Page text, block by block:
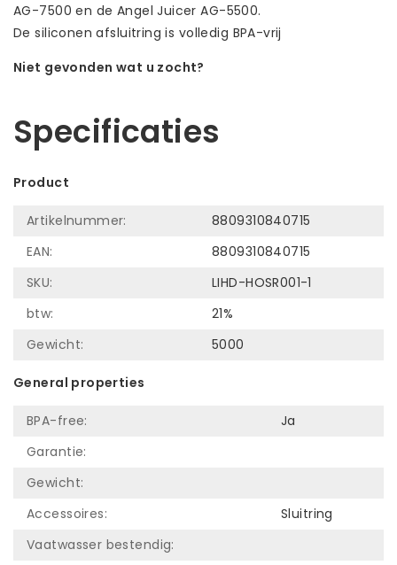
AG-7500 en de Angel Juicer AG-5500.
De siliconen afsluitring is volledig BPA-vrij
Niet gevonden wat u zocht?
Specificaties
Product
Artikelnummer:
8809310840715
EAN:
8809310840715
SKU:
LIHD-HOSR001-1
btw:
21%
Gewicht:
5000
General properties
BPA-free:
Ja
Garantie:
Gewicht:
Accessoires:
Sluitring
Vaatwasser bestendig: